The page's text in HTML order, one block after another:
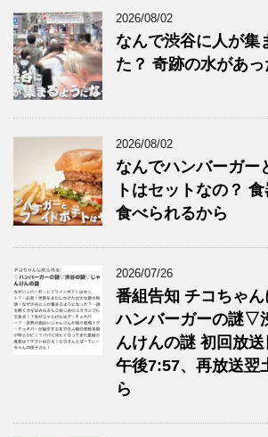
2026/08/02
なんで渋谷に人が集
た？ 奇跡の水があっ
2026/08/02
なんでハンバーガー
トはセットなの？
食べられるから
2026/07/26
番組告知 チコちゃ
ハンバーガーの謎▽
んけんの謎 初回放
午後7:57、再放送翌
ら